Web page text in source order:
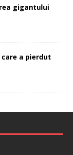
gigantului
care a pierdut